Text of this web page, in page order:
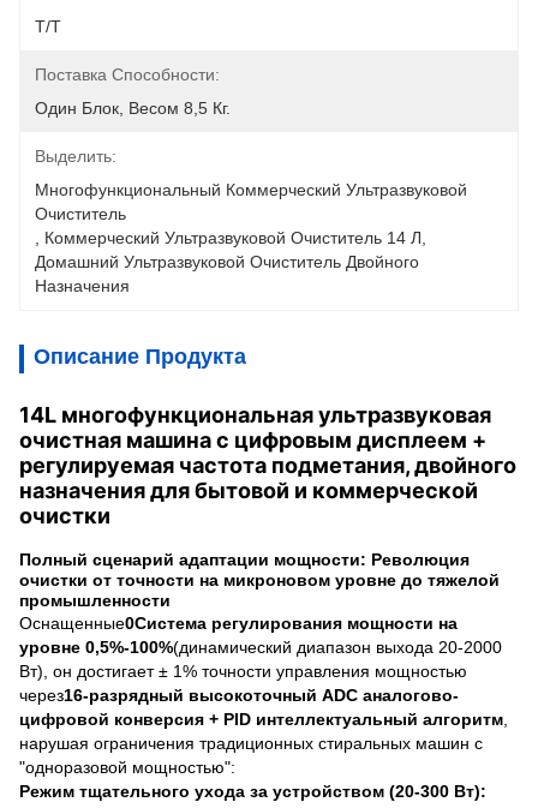
T/T
Поставка Способности:
Один Блок, Весом 8,5 Кг.
Выделить:
Многофункциональный Коммерческий Ультразвуковой
Очиститель
Коммерческий Ультразвуковой Очиститель 14 Л
Домашний Ультразвуковой Очиститель Двойного
Назначения
Описание Продукта
14L многофункциональная ультразвуковая
очистная машина с цифровым дисплеем +
регулируемая частота подметания, двойного
назначения для бытовой и коммерческой
очистки
Полный сценарий адаптации мощности: Революция
очистки от точности на микроновом уровне до тяжелой
промышленности
Оснащенные0Система регулирования мощности на
уровне 0,5%-100%(динамический диапазон выхода 20-2000
Вт), он достигает ± 1% точности управления мощностью
через16-разрядный высокоточный ADC аналогово-
цифровой конверсия + PID интеллектуальный алгоритм
нарушая ограничения традиционных стиральных машин с
"одноразовой мощностью":
Режим тщательного ухода за устройством (20-300 Вт):